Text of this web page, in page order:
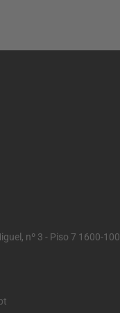
nº 3 - Piso 7 1600-100